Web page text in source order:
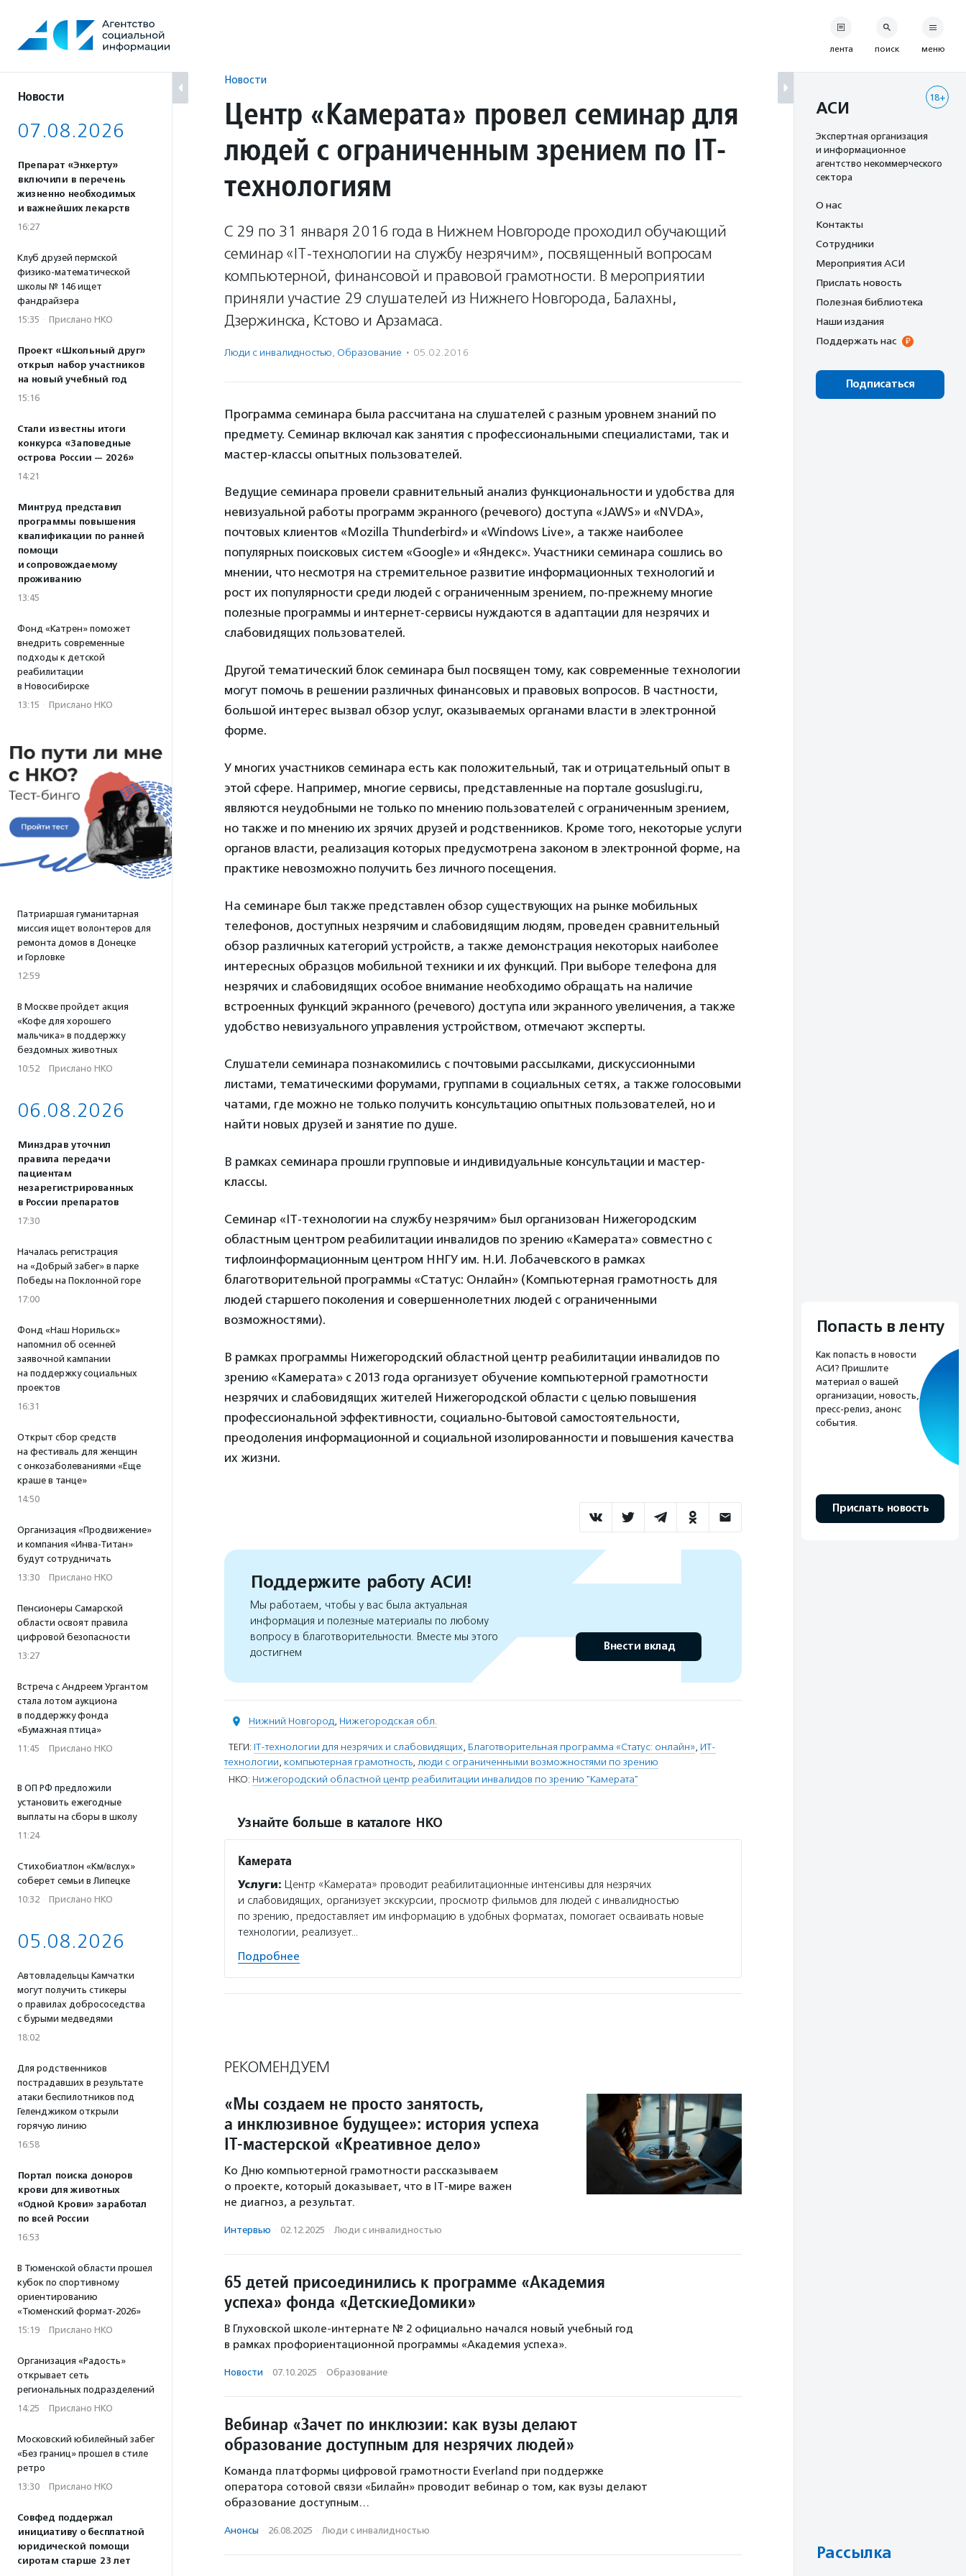
содержанию
Новости
07.08.2026
Препарат «Энхерту»
включили в перечень
жизненно необходимых
и важнейших лекарств
16:27
Клуб друзей пермской
физико-математической
школы № 146 ищет
фандрайзера
15:35 · Прислано НКО
Проект «Школьный друг»
открыл набор участников
на новый учебный год
15:16
Стали известны итоги
конкурса «Заповедные
острова России — 2026»
14:21
Минтруд представил
программы повышения
квалификации по ранней
помощи
и сопровождаемому
проживанию
13:45
Фонд «Катрен» поможет
внедрить современные
подходы к детской
реабилитации
в Новосибирске
13:15 · Прислано НКО
Патриаршая гуманитарная
миссия ищет волонтеров для
ремонта домов в Донецке
и Горловке
12:59
В Москве пройдет акция
«Кофе для хорошего
мальчика» в поддержку
бездомных животных
10:52 · Прислано НКО
06.08.2026
Минздрав уточнил
правила передачи
пациентам
незарегистрированных
в России препаратов
17:30
Началась регистрация
на «Добрый забег» в парке
Победы на Поклонной горе
17:00
Фонд «Наш Норильск»
напомнил об осенней
заявочной кампании
на поддержку социальных
проектов
16:31
Открыт сбор средств
на фестиваль для женщин
с онкозаболеваниями «Еще
краше в танце»
14:50
Организация «Продвижение»
и компания «Инва-Титан»
будут сотрудничать
13:30 · Прислано НКО
Пенсионеры Самарской
области освоят правила
цифровой безопасности
13:27
Встреча с Андреем Ургантом
стала лотом аукциона
в поддержку фонда
«Бумажная птица»
11:45 · Прислано НКО
В ОП РФ предложили
установить ежегодные
выплаты на сборы в школу
11:24
Стихобиатлон «Км/вслух»
соберет семьи в Липецке
10:32 · Прислано НКО
05.08.2026
Автовладельцы Камчатки
могут получить стикеры
о правилах добрососедства
с бурыми медведями
18:02
Для родственников
пострадавших в результате
атаки беспилотников под
Геленджиком открыли
горячую линию
16:58
Портал поиска доноров
крови для животных
«Одной Крови» заработал
по всей России
16:53
В Тюменской области прошел
кубок по спортивному
ориентированию
«Тюменский формат-2026»
15:19 · Прислано НКО
Организация «Радость»
открывает сеть
региональных подразделений
14:25 · Прислано НКО
Московский юбилейный забег
«Без границ» прошел в стиле
ретро
13:30 · Прислано НКО
Совфед поддержал
инициативу о бесплатной
юридической помощи
сиротам старше 23 лет
Новости
Центр «Камерата» провел семинар для
людей с ограниченным зрением по IT-
технологиям
С 29 по 31 января 2016 года в Нижнем Новгороде проходил обучающий
семинар «IT-технологии на службу незрячим», посвященный вопросам
компьютерной, финансовой и правовой грамотности. В мероприятии
приняли участие 29 слушателей из Нижнего Новгорода, Балахны,
Дзержинска, Кстово и Арзамаса.
Люди с инвалидностью, Образование · 05.02.2016
Программа семинара была рассчитана на слушателей с разным уровнем знаний по
предмету. Семинар включал как занятия с профессиональными специалистами, так и
мастер-классы опытных пользователей.
Ведущие семинара провели сравнительный анализ функциональности и удобства для
невизуальной работы программ экранного (речевого) доступа «JAWS» и «NVDA»,
почтовых клиентов «Mozilla Thunderbird» и «Windows Live», а также наиболее
популярных поисковых систем «Google» и «Яндекс». Участники семинара сошлись во
мнении, что несмотря на стремительное развитие информационных технологий и
рост их популярности среди людей с ограниченным зрением, по-прежнему многие
полезные программы и интернет-сервисы нуждаются в адаптации для незрячих и
слабовидящих пользователей.
Другой тематический блок семинара был посвящен тому, как современные технологии
могут помочь в решении различных финансовых и правовых вопросов. В частности,
большой интерес вызвал обзор услуг, оказываемых органами власти в электронной
форме.
У многих участников семинара есть как положительный, так и отрицательный опыт в
этой сфере. Например, многие сервисы, представленные на портале gosuslugi.ru,
являются неудобными не только по мнению пользователей с ограниченным зрением,
но также и по мнению их зрячих друзей и родственников. Кроме того, некоторые услуги
органов власти, реализация которых предусмотрена законом в электронной форме, на
практике невозможно получить без личного посещения.
На семинаре был также представлен обзор существующих на рынке мобильных
телефонов, доступных незрячим и слабовидящим людям, проведен сравнительный
обзор различных категорий устройств, а также демонстрация некоторых наиболее
интересных образцов мобильной техники и их функций. При выборе телефона для
незрячих и слабовидящих особое внимание необходимо обращать на наличие
встроенных функций экранного (речевого) доступа или экранного увеличения, а также
удобство невизуального управления устройством, отмечают эксперты.
Слушатели семинара познакомились с почтовыми рассылками, дискуссионными
листами, тематическими форумами, группами в социальных сетях, а также голосовыми
чатами, где можно не только получить консультацию опытных пользователей, но и
найти новых друзей и занятие по душе.
В рамках семинара прошли групповые и индивидуальные консультации и мастер-
классы.
Семинар «IT-технологии на службу незрячим» был организован Нижегородским
областным центром реабилитации инвалидов по зрению «Камерата» совместно с
тифлоинформационным центром ННГУ им. Н.И. Лобачевского в рамках
благотворительной программы «Статус: Онлайн» (Компьютерная грамотность для
людей старшего поколения и совершеннолетних людей с ограниченными
возможностями).
В рамках программы Нижегородский областной центр реабилитации инвалидов по
зрению «Камерата» с 2013 года организует обучение компьютерной грамотности
незрячих и слабовидящих жителей Нижегородской области с целью повышения
профессиональной эффективности, социально-бытовой самостоятельности,
преодоления информационной и социальной изолированности и повышения качества
их жизни.
Поддержите работу АСИ!
Мы работаем, чтобы у вас была актуальная
информация и полезные материалы по любому
вопросу в благотворительности. Вместе мы этого
достигнем
Внести вклад
Нижний Новгород, Нижегородская обл.
ТЕГИ: IT-технологии для незрячих и слабовидящих, Благотворительная программа «Статус: онлайн», ИТ-
технологии, компьютерная грамотность, люди с ограниченными возможностями по зрению
НКО: Нижегородский областной центр реабилитации инвалидов по зрению "Камерата"
Узнайте больше в каталоге НКО
Камерата
Услуги: Центр «Камерата» проводит реабилитационные интенсивы для незрячих
и слабовидящих, организует экскурсии, просмотр фильмов для людей с инвалидностью
по зрению, предоставляет им информацию в удобных форматах, помогает осваивать новые
технологии, реализует…
Подробнее
РЕКОМЕНДУЕМ
«Мы создаем не просто занятость,
а инклюзивное будущее»: история успеха
IT-мастерской «Креативное дело»
Ко Дню компьютерной грамотности рассказываем
о проекте, который доказывает, что в IT-мире важен
не диагноз, а результат.
Интервью · 02.12.2025 · Люди с инвалидностью
65 детей присоединились к программе «Академия
успеха» фонда «ДетскиеДомики»
В Глуховской школе-интернате № 2 официально начался новый учебный год
в рамках профориентационной программы «Академия успеха».
Новости · 07.10.2025 · Образование
Вебинар «Зачет по инклюзии: как вузы делают
образование доступным для незрячих людей»
Команда платформы цифровой грамотности Everland при поддержке
оператора сотовой связи «Билайн» проводит вебинар о том, как вузы делают
образование доступным…
Анонсы · 26.08.2025 · Люди с инвалидностью
лента поиск меню
18+
АСИ
Экспертная организация
и информационное
агентство некоммерческого
сектора
О нас
Контакты
Сотрудники
Мероприятия АСИ
Прислать новость
Полезная библиотека
Наши издания
Поддержать нас
Подписаться
Попасть в ленту
Как попасть в новости
АСИ? Пришлите
материал о вашей
организации, новость,
пресс-релиз, анонс
события.
Прислать новость
Рассылка